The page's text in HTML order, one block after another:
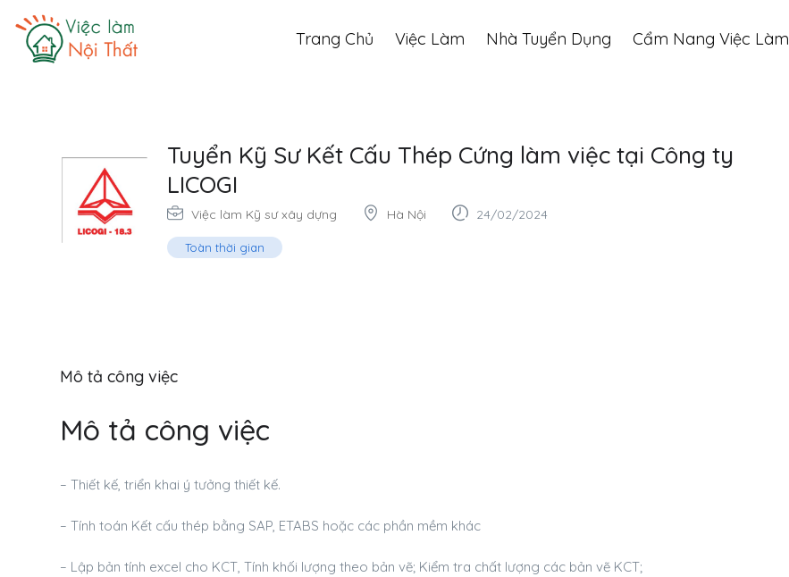
Trang Chủ Việc Làm Nhà Tuyển Dụng Cẩm Nang Việc Làm
Tuyển Kỹ Sư Kết Cấu Thép Cứng làm việc tại Công ty
LICOGI
Việc làm Kỹ sư xây dựng Hà Nội 24/02/2024
Toàn thời gian
Mô tả công việc
Mô tả công việc
– Thiết kế, triển khai ý tưởng thiết kế.
– Tính toán Kết cấu thép bằng SAP, ETABS hoặc các phần mềm khác
– Lập bản tính excel cho KCT, Tính khối lượng theo bản vẽ; Kiểm tra chất lượng các bản vẽ KCT;